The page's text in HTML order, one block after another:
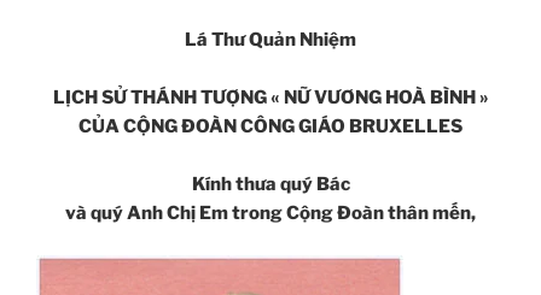
Lá Thư Quản Nhiệm
LỊCH SỬ THÁNH TƯỢNG « NỮ VƯƠNG HOÀ BÌNH »
CỦA CỘNG ĐOÀN CÔNG GIÁO BRUXELLES
Kính thưa quý Bác
và quý Anh Chị Em trong Cộng Đoàn thân mến,